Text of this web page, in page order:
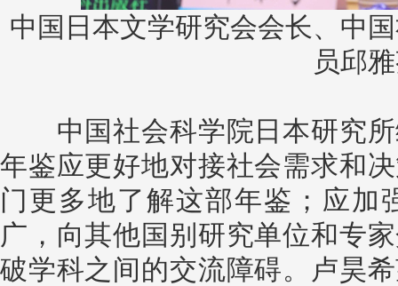
中国日本文学研究会会长、中
员邱
中国社会科学院日本研究所
年鉴应更好地对接社会需求和
门更多地了解这部年鉴；应加
广，向其他国别研究单位和专
破学科之间的交流障碍。卢昊